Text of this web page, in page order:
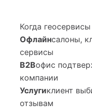
Когда
Офлайнсалоны,
сервисы
B2Bофис
компании
Услугиклиент
отзывам